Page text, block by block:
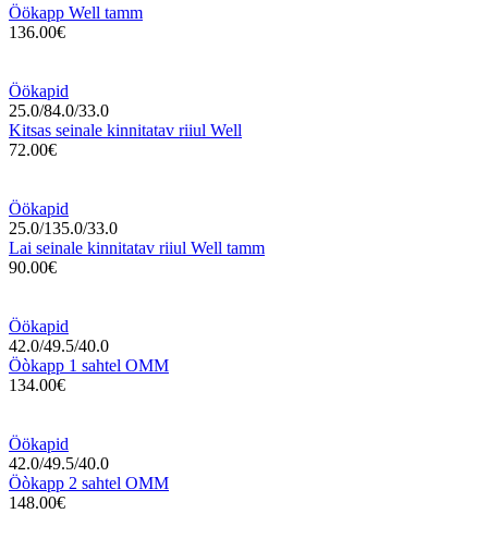
Öökapp Well tamm
136.00€
Öökapid
25.0/84.0/33.0
Kitsas seinale kinnitatav riiul Well
72.00€
Öökapid
25.0/135.0/33.0
Lai seinale kinnitatav riiul Well tamm
90.00€
Öökapid
42.0/49.5/40.0
Öòkapp 1 sahtel OMM
134.00€
Öökapid
42.0/49.5/40.0
Öòkapp 2 sahtel OMM
148.00€